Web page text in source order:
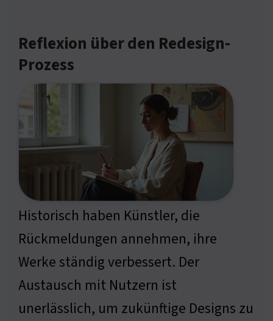
Reflexion über den Redesign-
Prozess
Historisch haben Künstler, die
Rückmeldungen annehmen, ihre
Werke ständig verbessert. Der
Austausch mit Nutzern ist
unerlässlich, um zukünftige Designs zu